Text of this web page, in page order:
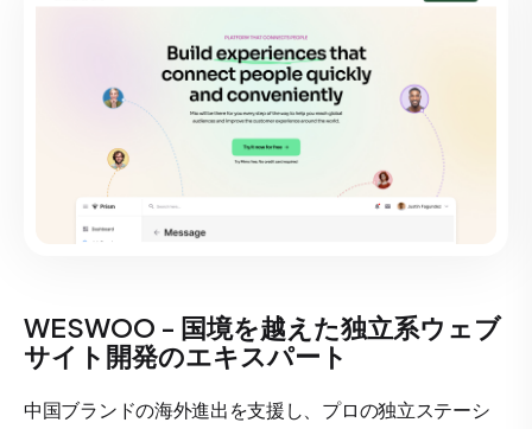
WESWOO - 国境を越えた独立系ウェブ
サイト開発のエキスパート
中国ブランドの海外進出を支援し、プロの独立ステーシ